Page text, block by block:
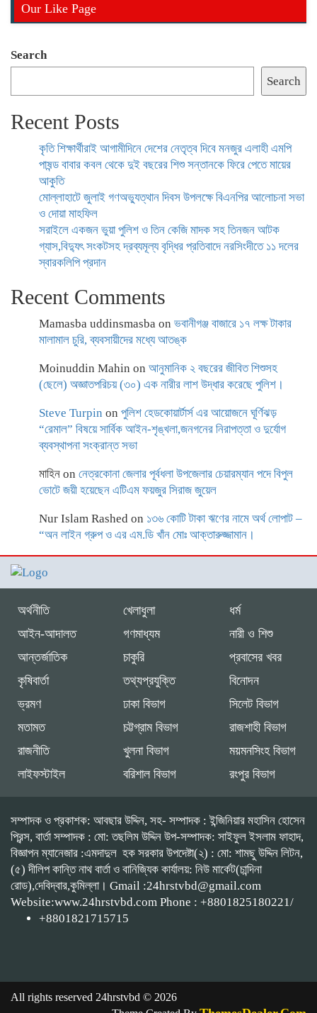
Our Like Page
Search
Search
Recent Posts
কৃতি শিক্ষার্থীরাই আগামীদিনে দেশের নেতৃত্ব দিবে মনজুর এলাহী এমপি
পাষন্ড বাবার কবল থেকে দুই বছরের শিশু সন্তানকে ফিরে পেতে মায়ের
আকুতি
মোল্লাহাটে জুলাই গণঅভ্যুত্থান দিবস উপলক্ষে বিএনপির আলোচনা সভা
ও দোয়া মাহফিল
সরাইলে একজন ভুয়া পুলিশ ও তিন কেজি মাদক সহ তিনজন আটক
গ্যাস,বিদ্যুৎ সংকটসহ দ্রব্যমূল্য বৃদ্ধির প্রতিবাদে নরসিংদীতে ১১ দলের
স্বারকলিপি প্রদান
Recent Comments
Mamasba uddinsmasba on ভবানীগঞ্জ বাজারে ১৭ লক্ষ টাকার
মালামাল চুরি, ব্যবসায়ীদের মধ্যে আতঙ্ক
Moinuddin Mahin on আনুমানিক ২ বছরের জীবিত শিশুসহ
(ছেলে) অজ্ঞাতপরিচয় (৩০) এক নারীর লাশ উদ্ধার করেছে পুলিশ।
Steve Turpin on পুলিশ হেডকোয়ার্টার্স এর আয়োজনে ঘূর্ণিঝড়
“রেমাল” বিষয়ে সার্বিক আইন-শৃঙ্খলা,জনগনের নিরাপত্তা ও দুর্যোগ
ব্যবস্থাপনা সংক্রান্ত সভা
মাহিন on নেত্রকোনা জেলার পূর্বধলা উপজেলার চেয়ারম্যান পদে বিপুল
ভোটে জয়ী হয়েছেন এটিএম ফয়জুর সিরাজ জুয়েল
Nur Islam Rashed on ১৩৬ কোটি টাকা ঋণের নামে অর্থ লোপাট –
“অন লাইন গ্রুপ ও এর এম.ডি খাঁন মোঃ আক্তারুজ্জামান।
অর্থনীতি
আইন-আদালত
আন্তর্জাতিক
কৃষিবার্তা
খেলাধুলা
গণমাধ্যম
চাকুরি
তথ্যপ্রযুক্তি
ধর্ম
নারী ও শিশু
প্রবাসের খবর
বিনোদন
ভ্রমণ
মতামত
রাজনীতি
লাইফস্টাইল
ঢাকা বিভাগ
চট্টগ্রাম বিভাগ
খুলনা বিভাগ
বরিশাল বিভাগ
সিলেট বিভাগ
রাজশাহী বিভাগ
ময়মনসিংহ বিভাগ
রংপুর বিভাগ
সম্পাদক ও প্রকাশক: আবছার উদ্দিন, সহ- সম্পাদক : ইন্জিনিয়ার মহাসিন হোসেন
প্রিন্স, বার্তা সম্পাদক : মো: তছলিম উদ্দিন উপ-সম্পাদক: সাইফুল ইসলাম ফাহাদ,
বিজ্ঞাপন ম্যানেজার :এমদাদুল হক সরকার উপদেষ্টা(২) : মো: শামছু উদ্দিন লিটন,
(৫) দীলিপ কান্তি নাথ বার্তা ও বানিজ্যিক কার্যালয়: নিউ মার্কেট(চান্দিনা
রোড),দেবিদ্বার,কুমিল্লা। Gmail :24hrstvbd@gmail.com
Website:www.24hrstvbd.com Phone : +8801825180221/
+8801821715715
All rights reserved 24hrstvbd © 2026